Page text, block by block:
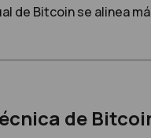
de Bitcoin se alinea
de